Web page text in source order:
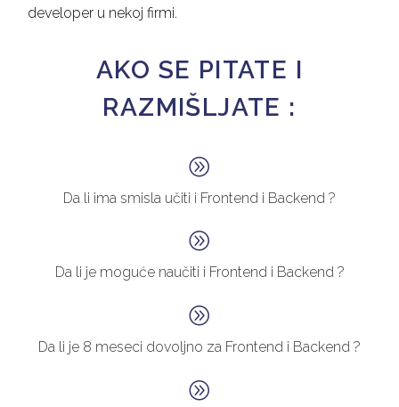
developer u nekoj firmi.
AKO SE PITATE I
RAZMIŠLJATE :
A
A
Da li ima smisla učiti i Frontend i Backend ?
A
A
Da li je moguće naučiti i Frontend i Backend ?
A
A
Da li je 8 meseci dovoljno za Frontend i Backend ?
A
A